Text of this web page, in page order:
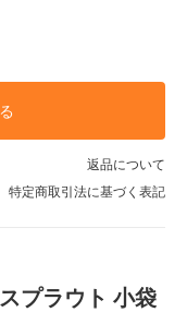
返品について
特定商取引法に基づく表記
プラウト 小袋